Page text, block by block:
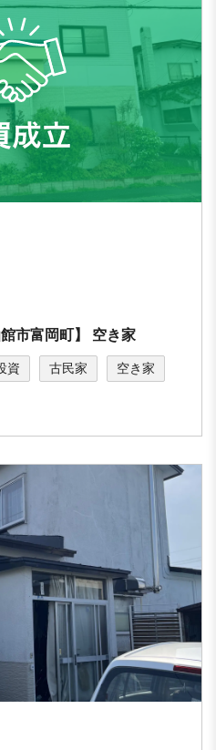
市富岡町】 空き家
資 古民家 空き家